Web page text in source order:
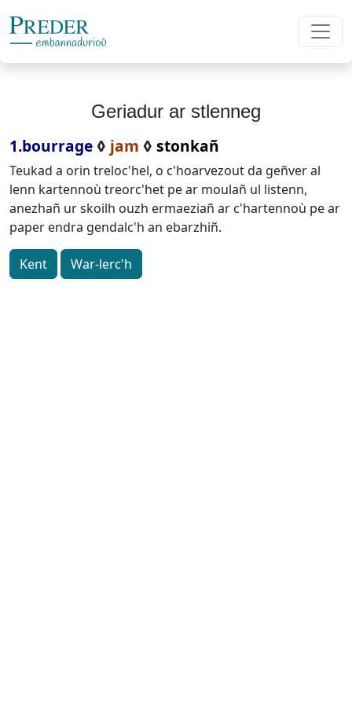
Geriadur ar stlenneg
1.bourrage ◊ jam ◊ stonkañ
Teukad a orin treloc'hel, o c'hoarvezout da geñver al
lenn kartennoù treorc'het pe ar moulañ ul listenn,
anezhañ ur skoilh ouzh ermaeziañ ar c'hartennoù pe ar
paper endra gendalc'h an ebarzhiñ.
Kent War-lerc'h